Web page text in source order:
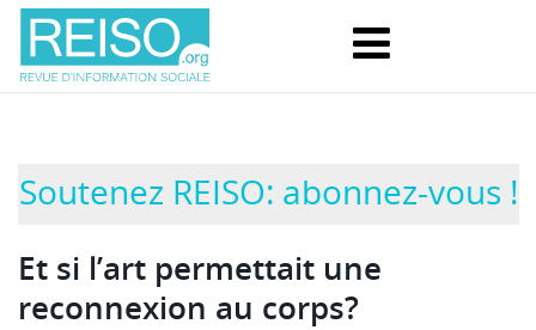
Soutenez REISO: abonnez-vous !
Et si l’art permettait une
reconnexion au corps?